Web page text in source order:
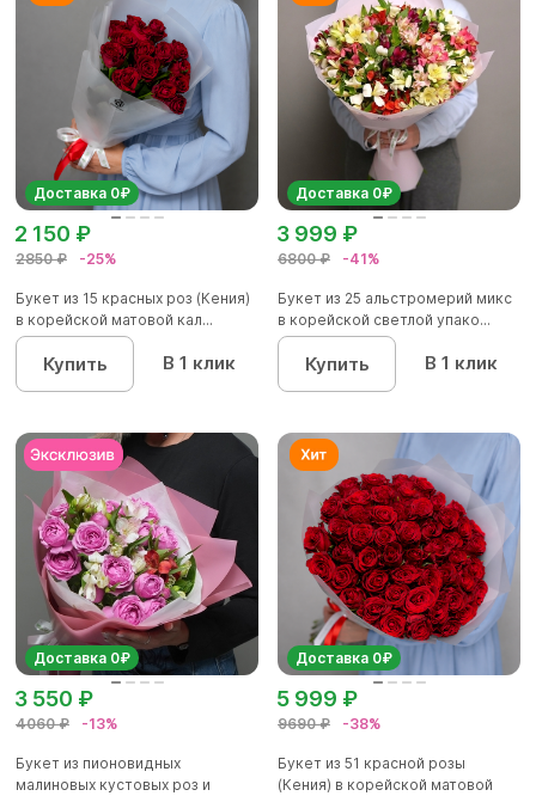
Доставка 0₽
2850 ₽ -25%
2 150 ₽
Букет из 15 красных роз (Кения)
в корейской матовой кал...
Купить В 1 клик
Доставка 0₽
6800 ₽ -41%
3 999 ₽
Букет из 25 альстромерий микс
в корейской светлой упако...
Купить В 1 клик
Доставка 0₽
4060 ₽ -13%
3 550 ₽
Букет из пионовидных
малиновых кустовых роз и
Доставка 0₽
9690 ₽ -38%
5 999 ₽
Букет из 51 красной розы
(Кения) в корейской матовой